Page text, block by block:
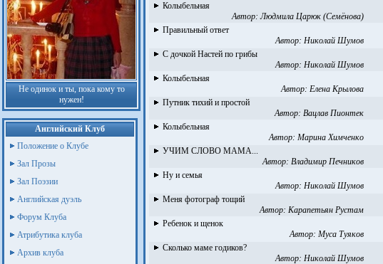
Не одинок и ты, пока кому то
нужен!
Английский Клуб
Положение о Клубе
Зал Прозы
Зал Поэзии
Английская дуэль
Форум Клуба
Атрибутика клуба
Архив клуба
Колыбельная
Автор:Людмила Царюк (Семёнова)
Правильный ответ
Автор: Николай Шумов
С дочкой Настей по грибы
Автор: Николай Шумов
Колыбельная
Автор: Елена Крылова
Путник тихий и простой
Автор: Вацлав Пионтек
Колыбельная
Автор: Марина Химченко
УЧИМ СЛОВО МАМА...
Автор: Владимир Печников
Ну и семья
Автор: Николай Шумов
Меня фотограф тощий
Автор: Карапетьян Рустам
Ребенок и щенок
Автор: Муса Туяков
Сколько маме годиков?
Автор: Николай Шумов